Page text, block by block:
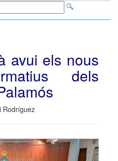
avui els nous
dels
Rodríguez